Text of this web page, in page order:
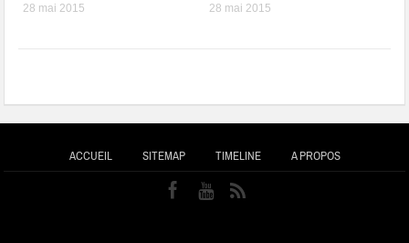
28 mai 2015 28 mai 2015
ACCUEIL SITEMAP TIMELINE A PROPOS